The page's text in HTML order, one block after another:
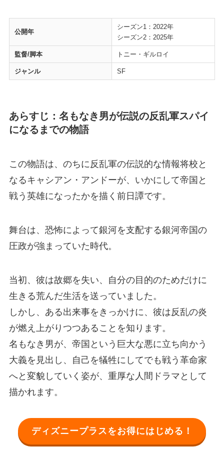
公開年
シーズン1：2022年
シーズン2：2025年
監督/脚本 トニー・ギルロイ
ジャンル SF
あらすじ：名もなき男が伝説の反乱軍スパイ
になるまでの物語
この物語は、のちに反乱軍の伝説的な情報将校と
なるキャシアン・アンドーが、いかにして帝国と
戦う英雄になったかを描く前日譚です。
舞台は、恐怖によって銀河を支配する銀河帝国の
圧政が強まっていた時代。
当初、彼は故郷を失い、自分の目的のためだけに
生きる荒んだ生活を送っていました。
しかし、ある出来事をきっかけに、彼は反乱の炎
が燃え上がりつつあることを知ります。
名もなき男が、帝国という巨大な悪に立ち向かう
大義を見出し、自己を犠牲にしてでも戦う革命家
へと変貌していく姿が、重厚な人間ドラマとして
描かれます。
ディズニープラスをお得にはじめる！